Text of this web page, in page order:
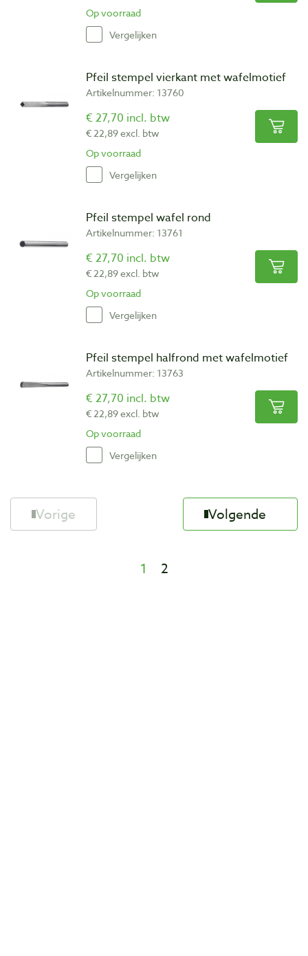
Op voorraad
Vergelijken
Pfeil stempel vierkant met wafelmotief
Artikelnummer: 13760
€ 27,70 incl. btw
€ 22,89 excl. btw
Op voorraad
Vergelijken
Pfeil stempel wafel rond
Artikelnummer: 13761
€ 27,70 incl. btw
€ 22,89 excl. btw
Op voorraad
Vergelijken
Pfeil stempel halfrond met wafelmotief
Artikelnummer: 13763
€ 27,70 incl. btw
€ 22,89 excl. btw
Op voorraad
Vergelijken
Vorige
1 2
Volgende